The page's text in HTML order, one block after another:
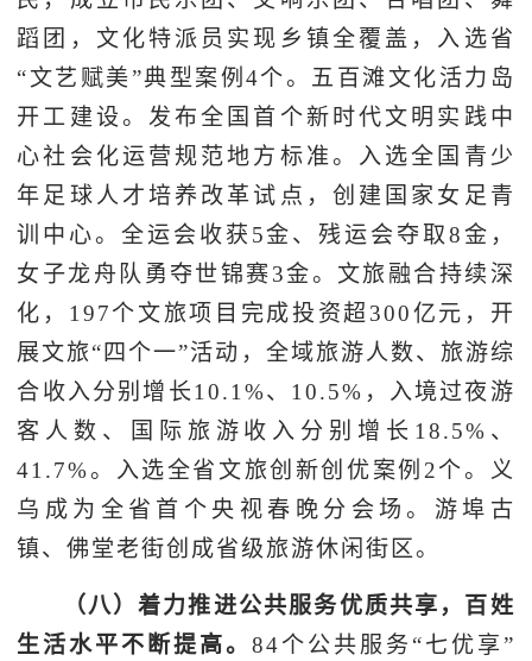
蹈团，文化特派员实现乡镇全覆盖，入选省
“文艺赋美”典型案例4个。五百滩文化活力岛
开工建设。发布全国首个新时代文明实践中
心社会化运营规范地方标准。入选全国青少
年足球人才培养改革试点，创建国家女足青
训中心。全运会收获5金、残运会夺取8金，
女子龙舟队勇夺世锦赛3金。文旅融合持续深
化，197个文旅项目完成投资超300亿元，开
展文旅“四个一”活动，全域旅游人数、旅游综
合收入分别增长10.1%、10.5%，入境过夜游
客人数、国际旅游收入分别增长18.5%、
41.7%。入选全省文旅创新创优案例2个。义
乌成为全省首个央视春晚分会场。游埠古
镇、佛堂老街创成省级旅游休闲街区。
（八）着力推进公共服务优质共享，百姓
生活水平不断提高。84个公共服务“七优享”